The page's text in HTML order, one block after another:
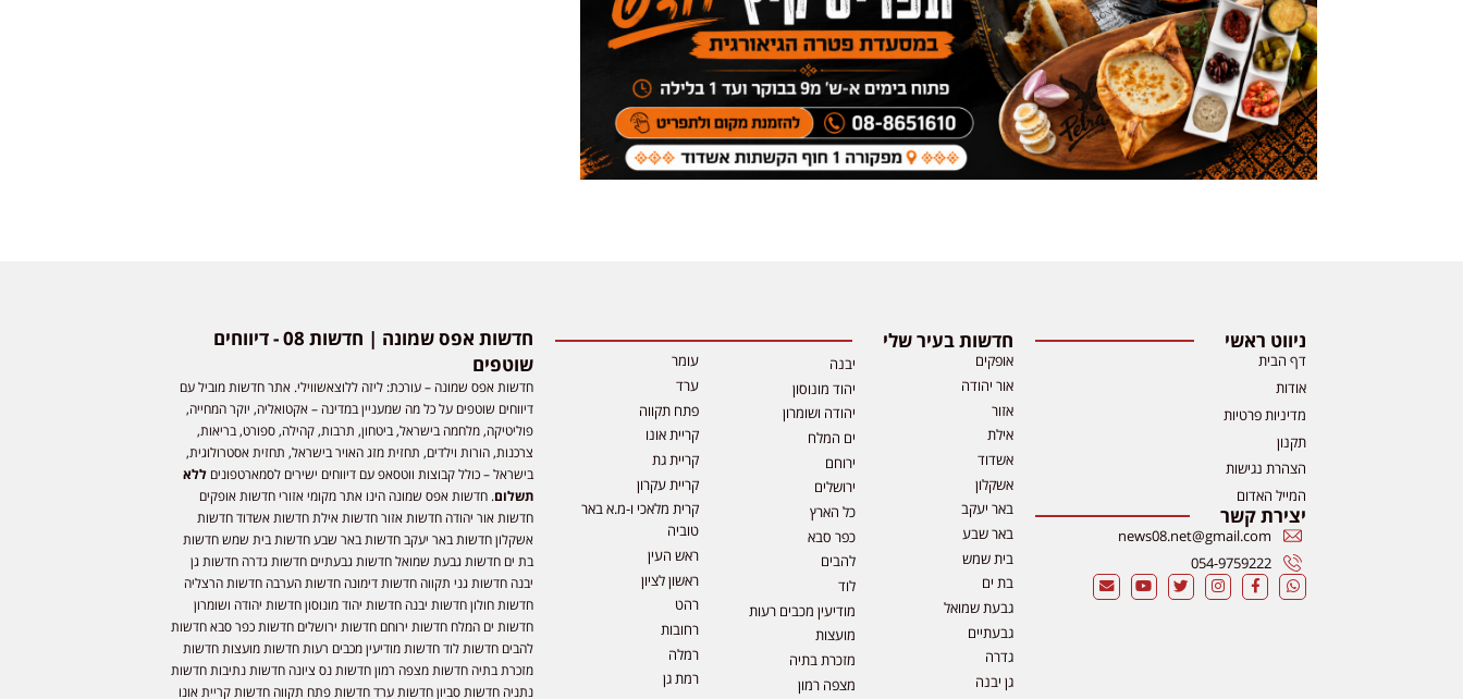
ניווט ראשי
דף הבית
אודות
מדיניות פרטיות
תקנון
הצהרת נגישות
המייל האדום
יצירת קשר
news08.net@gmail.com
054-9759222
חדשות בעיר שלי
אופקים
אור יהודה
אזור
אילת
אשדוד
אשקלון
באר יעקב
באר שבע
בית שמש
בת ים
גבעת שמואל
גבעתיים
גדרה
גן יבנה
יבנה
יהוד מונוסון
יהודה ושומרון
ים המלח
ירוחם
ירושלים
כל הארץ
כפר סבא
להבים
לוד
מודיעין מכבים רעות
מועצות
מזכרת בתיה
מצפה רמון
עומר
ערד
פתח תקווה
קריית אונו
קריית גת
קריית עקרון
קרית מלאכי ו-מ.א באר
טוביה
ראש העין
ראשון לציון
רהט
רחובות
רמלה
רמת גן
חדשות אפס שמונה | חדשות 08 - דיווחים
שוטפים
חדשות אפס שמונה – עורכת: ליזה ללוצאשווילי. אתר חדשות מוביל עם
דיווחים שוטפים על כל מה שמעניין במדינה – אקטואליה, יוקר המחייה,
פוליטיקה, מלחמה בישראל, ביטחון, תרבות, קהילה, ספורט, בריאות,
צרכנות, הורות וילדים, תחזית מזג האויר בישראל, תחזית אסטרולוגית,
בישראל – כולל קבוצות ווטסאפ עם דיווחים ישירים לסמארטפוניםללא
תשלום. חדשות אפס שמונה הינו אתר מקומי אזורי חדשות אופקים
חדשות אור יהודה חדשות אזור חדשות אילת חדשות אשדוד חדשות
אשקלון חדשות באר יעקב חדשות באר שבע חדשות בית שמש חדשות
בת ים חדשות גבעת שמואל חדשות גבעתיים חדשות גדרה חדשות גן
יבנה חדשות גני תקווה חדשות דימונה חדשות הערבה חדשות הרצליה
חדשות חולון חדשות יבנה חדשות יהוד מונוסון חדשות יהודה ושומרון
חדשות ים המלח חדשות ירוחם חדשות ירושלים חדשות כפר סבא חדשות
להבים חדשות לוד חדשות מודיעין מכבים רעות חדשות מועצות חדשות
מזכרת בתיה חדשות מצפה רמון חדשות נס ציונה חדשות נתיבות חדשות
נתניה חדשות סביון חדשות ערד חדשות פתח תקווה חדשות קריית אונו